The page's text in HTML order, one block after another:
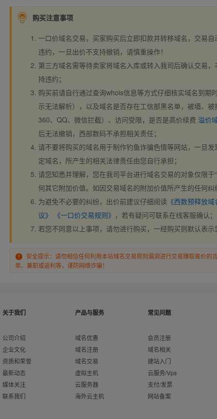
购买注意事项
一口价域名交易，买家购买后立即扣款并转移域名，交易
违约，一旦出价不支持撤销，请慎重操作！
第三方域名需等待卖家将域名入库或转入我司后确认交易
持违约；
购买前请自行通过查询whois信息等方式仔细核实域名到期
示无法解析），以及域名是否存在工信部黑名单，被墙、
360、QQ、微信拦截）、访问受限，是否是高价续费 溢价
后无法撤销，西部数码不承担相关责任；
请不要将购买的域名用于制作钓鱼诈骗色情等网站，一旦
定域名，所产生的相关法律责任由您自行承担；
请您知悉并理解，您在我司平台进行域名交易的对象仅限于
何其它附加价值。如因交易域名的附加价值所产生的任何
为避免不必要的纠纷，出价前建议仔细阅读 《西数预释放
议》
《一口价交易规则》 ，若有疑问可联系在线客服确认；
若您不同意以上事项，请勿进行购买，一经购买则默认表
安全提示：请勿相信任何利用本站域名交易规则漏洞进行交易赚取差价的
单、兼职或返利等，谨防网络诈骗！
关于我们
公司介绍
企业文化
资质和荣誉
最新动态
媒体关注
联系我们
产品与服务
域名优惠
域名注册
域名交易
虚拟主机
云服务器
海外云主机
常见问题
会员注册
域名相关
建站入门
云服务/Vps
支付/发票
网站备案